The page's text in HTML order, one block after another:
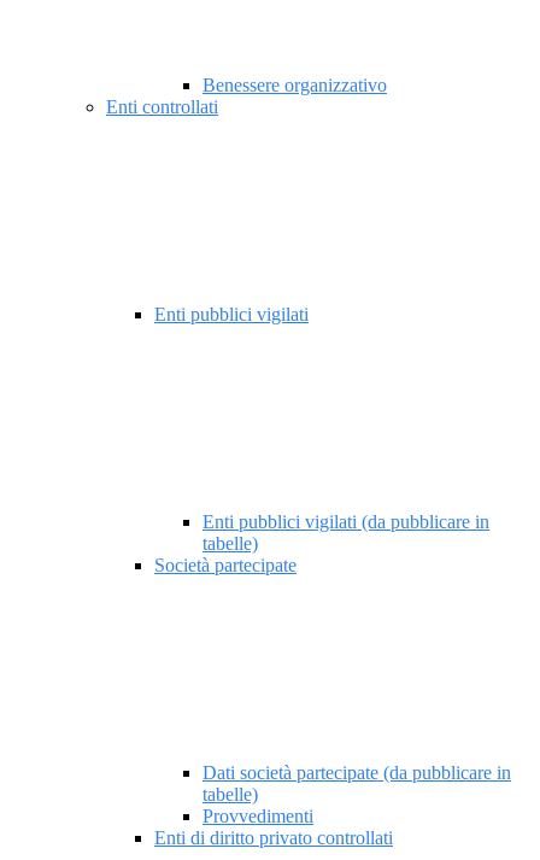
Benessere organizzativo
Enti controllati
Enti pubblici vigilati
Enti pubblici vigilati (da pubblicare in
tabelle)
Società partecipate
Dati società partecipate (da pubblicare in
tabelle)
Provvedimenti
Enti di diritto privato controllati